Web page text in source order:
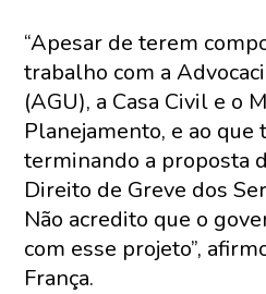
“Apesar de terem
trabalho com a
(AGU), a Casa Civil e o
Planejamento, e ao que
terminando a proposta
Direito de Greve dos
Não acredito que o
com esse projeto”,
França.